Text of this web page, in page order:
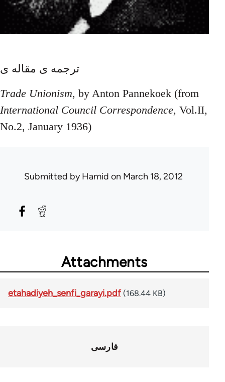
ترجمه ی مقاله ی
Trade Unionism, by Anton Pannekoek (from
International Council Correspondence, Vol.II,
No.2, January 1936)
Submitted byHamid on March 18, 2012
Attachments
etahadiyeh_senfi_garayi.pdf (168.44 KB)
فارسی